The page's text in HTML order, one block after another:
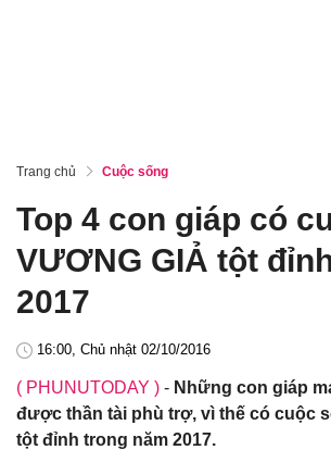
Trang chủ Cuộc sống
Top 4 con giáp có
VƯƠNG GIẢ tột
2017
16:00, Chủ nhật 02/10/2016
( PHUNUTODAY ) - Những con giáp
được thần tài phù trợ, vì thế có cuộc
tột đỉnh trong năm 2017.